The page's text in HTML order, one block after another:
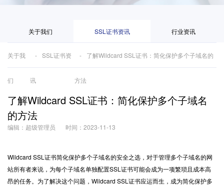
关于我们 SSL证书资讯 行业资讯
关于我
们
SSL证书资
讯
了解Wildcard SSL证书：简化保护多个子域名的
方法
了解Wildcard SSL证书：简化保护多个子域名
的方法
编辑：超级管理员 时间：2023-11-13
Wildcard SSL证书简化保护多个子域名的安全之选，对于管理多个子域名的网
站所有者来说，为每个子域名单独配置SSL证书可能会成为一项繁琐且成本高
昂的任务。为了解决这个问题，Wildcard SSL证书应运而生，成为简化保护多